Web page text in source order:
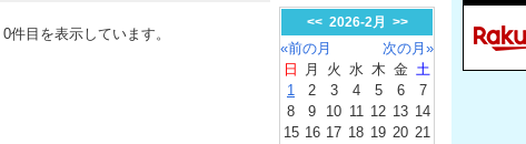
0件目を表示しています。
<< 2026-2月 >>
«前の月
次の月»
日
月 火 水 木 金 土
1
2 3 4 5 6
7
8
9 10 11 12 13 14
15 16 17 18 19 20 21